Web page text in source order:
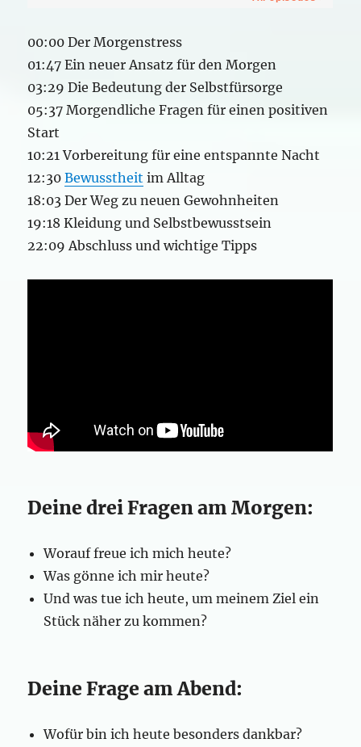
00:00 Der Morgenstress
01:47 Ein neuer Ansatz für den Morgen
03:29 Die Bedeutung der Selbstfürsorge
05:37 Morgendliche Fragen für einen positiven
Start
10:21 Vorbereitung für eine entspannte Nacht
12:30Bewusstheit im Alltag
18:03 Der Weg zu neuen Gewohnheiten
19:18 Kleidung und Selbstbewusstsein
22:09 Abschluss und wichtige Tipps
Deine drei Fragen am Morgen:
Worauf freue ich mich heute?
Was gönne ich mir heute?
Und was tue ich heute, um meinem Ziel ein
Stück näher zu kommen?
Deine Frage am Abend:
Wofür bin ich heute besonders dankbar?